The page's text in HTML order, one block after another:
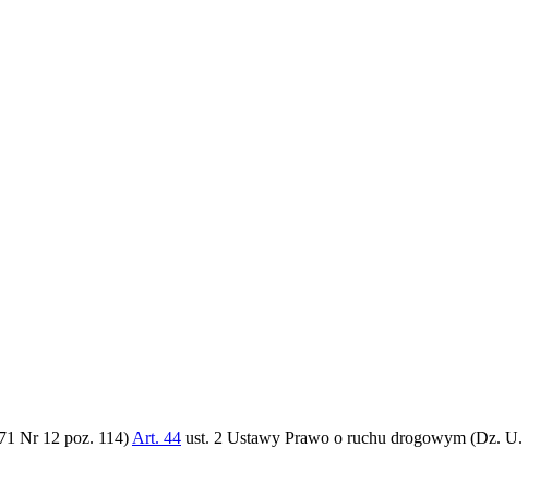
Nr 12 poz. 114) Art. 44 ust. 2 Ustawy Prawo o ruchu drogowym (Dz. U.